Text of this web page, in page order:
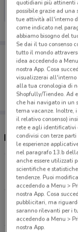
Porta
Puoi
salvarle
dal tuo
Negozi Necchi a
Via Mons. C.
9.6 km
Via
11.9 km
quotidiani più attinenti
possibile grazie ad
tue attività all'interno
come indicato nel
abbiamo bisogno del
Se dai il tuo consenso
tutto il mondo
idea accedendo a
nostra App. Cosa
visualizzerai
alla tua cronologia di
Shopfully/Tiendeo. Ad
che hai navigato in un
tema vacanze. Inoltre,
il relativo consenso)
rete e agli identificativi
condivisi con terze
le esperienze
nel paragrafo 13.b
anche essere utilizzati
scientifiche e
tendenze. Puoi
accedendo a Menu >
nostra App. Cosa
pubblicitari, ma
saranno rilevanti per i
accedendo a Menu >
nostra App.